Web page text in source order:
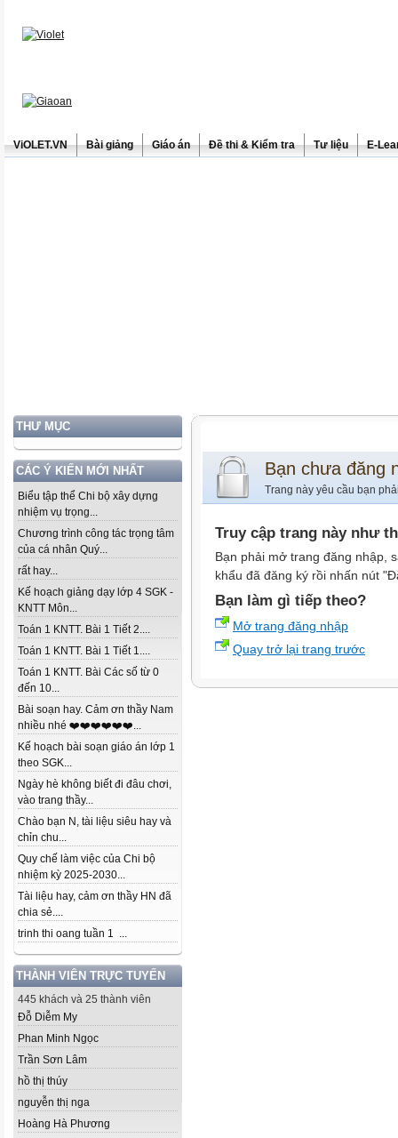
ViOLET.VN Bài giảng Giáo án Đề thi & Kiểm tra Tư liệu E-
THƯ MỤC
CÁC Ý KIẾN MỚI NHẤT
Biểu tập thể Chi bộ xây dựng
nhiệm vụ trọng...
Chương trình công tác trọng tâm
của cá nhân Quý...
rất hay...
Kế hoạch giảng dạy lớp 4 SGK -
KNTT Môn...
Toán 1 KNTT. Bài 1 Tiết 2....
Toán 1 KNTT. Bài 1 Tiết 1....
Toán 1 KNTT. Bài Các số từ 0
đến 10...
Bài soạn hay. Cảm ơn thầy Nam
nhiều nhé ❤️❤️❤️❤️❤️❤️...
Kế hoạch bài soạn giáo án lớp 1
theo SGK...
Ngày hè không biết đi đâu chơi,
vào trang thầy...
Chào bạn N, tài liệu siêu hay và
chỉn chu...
Quy chế làm việc của Chi bộ
nhiệm kỳ 2025-2030...
Tài liệu hay, cảm ơn thầy HN đã
chia sẻ....
trinh thi oang tuần 1 ...
THÀNH VIÊN TRỰC TUYẾN
445 khách và 25 thành viên
Đỗ Diễm My
Phan Minh Ngọc
Trần Sơn Lâm
hồ thị thúy
nguyễn thị nga
Hoàng Hà Phương
Bạn chưa đăng
Trang này yêu cầu bạn
Truy cập trang này như
Bạn phải mở trang đăng nhập,
khẩu đã đăng ký rồi nhấn nút
Bạn làm gì tiếp theo?
Mở trang đăng nhập
Quay trở lại trang trước